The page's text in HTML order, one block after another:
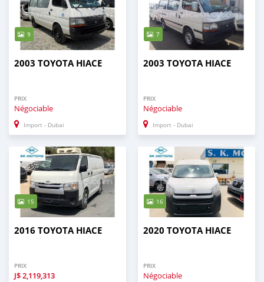
9
2003 TOYOTA HIACE
PRIX
Négociable
Import - Dubai
7
2003 TOYOTA HIACE
PRIX
Négociable
Import - Dubai
15
2016 TOYOTA HIACE
PRIX
J$2,119,313
16
2020 TOYOTA HIACE
PRIX
Négociable